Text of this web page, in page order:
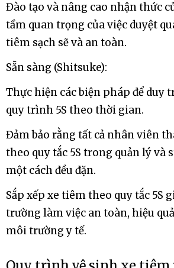
Đào tạo và nâng cao nhận thức
tầm quan trọng của việc duyệt
tiêm sạch sẽ và an toàn.
Sẵn sàng (Shitsuke):
Thực hiện các biện pháp để duy
quy trình 5S theo thời gian.
Đảm bảo rằng tất cả nhân viên
theo quy tắc 5S trong quản lý và
một cách đều đặn.
Sắp xếp xe tiêm theo quy tắc 5S
trường làm việc an toàn, hiệu
môi trường y tế.